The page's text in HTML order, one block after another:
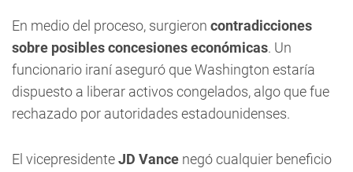
En medio del proceso, surgieron contradicciones
sobre posibles concesiones económicas. Un
funcionario iraní aseguró que Washington estaría
dispuesto a liberar activos congelados, algo que fue
rechazado por autoridades estadounidenses.
El vicepresidenteJD Vance negó cualquier beneficio